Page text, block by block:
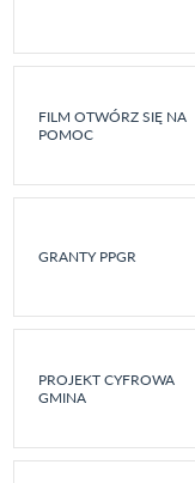
FILM OTWÓRZ SIĘ NA
POMOC
GRANTY PPGR
PROJEKT CYFROWA
GMINA